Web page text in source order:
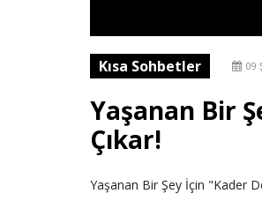
Kısa Sohbetler 09
Yaşanan Bir
Çıkar!
Yaşanan Bir Şey İçin "Kader